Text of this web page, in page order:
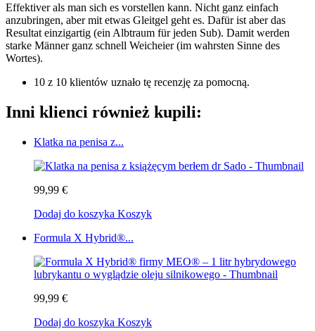
Effektiver als man sich es vorstellen kann. Nicht ganz einfach
anzubringen, aber mit etwas Gleitgel geht es. Dafür ist aber das
Resultat einzigartig (ein Albtraum für jeden Sub). Damit werden
starke Männer ganz schnell Weicheier (im wahrsten Sinne des
Wortes).
10 z 10 klientów uznało tę recenzję za pomocną.
Inni klienci również kupili:
Klatka na penisa z...
99,99 €
Dodaj do koszyka Koszyk
Formula X Hybrid®...
99,99 €
Dodaj do koszyka Koszyk